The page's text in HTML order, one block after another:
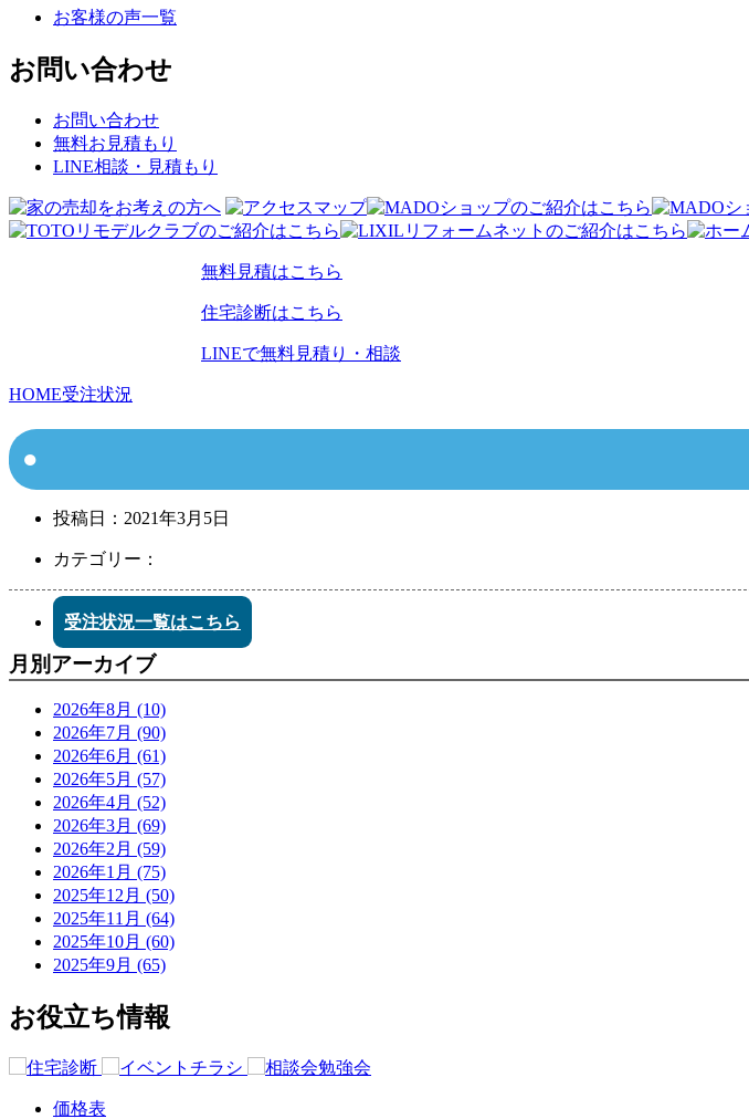
お客様の声一覧
お問い合わせ
お問い合わせ
無料お見積もり
LINE相談・見積もり
無料見積はこちら
住宅診断はこちら
LINEで無料見積り・相談
HOME受注状況
投稿日： 2021年3月5日
カテゴリー：
受注状況一覧はこちら
月別アーカイブ
2026年8月 (10)
2026年7月 (90)
2026年6月 (61)
2026年5月 (57)
2026年4月 (52)
2026年3月 (69)
2026年2月 (59)
2026年1月 (75)
2025年12月 (50)
2025年11月 (64)
2025年10月 (60)
2025年9月 (65)
お役立ち情報
価格表